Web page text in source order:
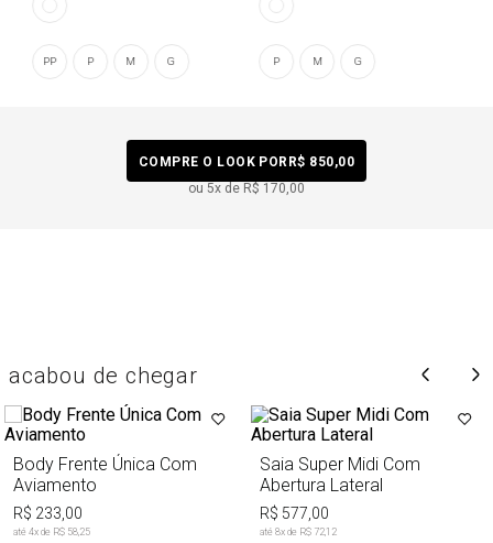
G
M
P
PP G
M
P
ou 5x de R$ 170,00
COMPRE O LOOK POR R$ 850,00
acabou de chegar
Body Frente Única Com
Aviamento
R$ 233,00
até 4x de R$ 58,25
Saia Super Midi Com
Abertura Lateral
R$ 577,00
até 8x de R$ 72,12